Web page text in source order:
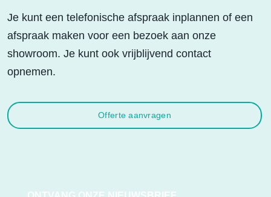
Je kunt een telefonische afspraak inplannen of een
afspraak maken voor een bezoek aan onze
showroom. Je kunt ook vrijblijvend contact
opnemen.
Offerte aanvragen